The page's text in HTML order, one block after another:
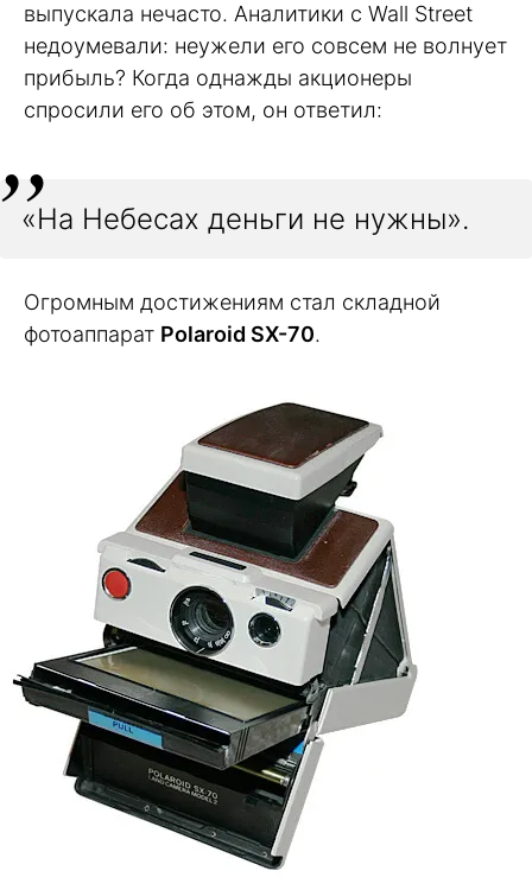
выпускала нечасто. Аналитики с Wall Street
недоумевали: неужели его совсем не волнует
прибыль? Когда однажды акционеры
спросили его об этом, он ответил:
«На Небесах деньги не нужны».
Огромным достижениям стал складной
фотоаппарат Polaroid SX-70.